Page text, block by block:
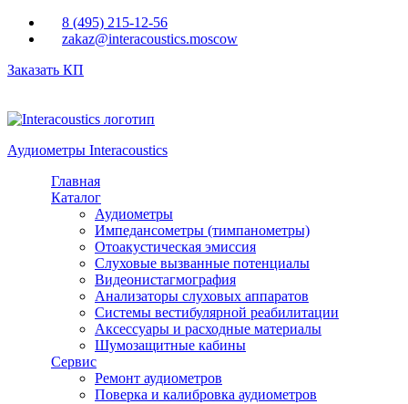
Перейти к основному содержанию
8 (495) 215-12-56
zakaz@interacoustics.moscow
Заказать КП
Аудиометры Interacoustics
Главная
Каталог
Аудиометры
Импедансометры (тимпанометры)
Отоакустическая эмиссия
Cлуховые вызванные потенциалы
Видеонистагмография
Анализаторы слуховых аппаратов
Системы вестибулярной реабилитации
Аксессуары и расходные материалы
Шумозащитные кабины
Сервис
Ремонт аудиометров
Поверка и калибровка аудиометров